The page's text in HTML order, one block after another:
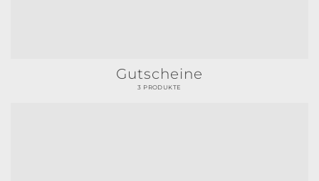
Gutscheine
3 PRODUKTE